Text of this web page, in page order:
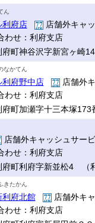
ん
利府店
店舗外キャ
わせ：利府支店
府町神谷沢字新宮ヶ崎
なかてん
利府野中店
店舗外
わせ：利府支店
府町加瀬字十三本塚
店舗外キャッシュサー
わせ：利府支店
町利府字新並松4 （
きたかん
利府北館
店舗外キ
わせ：利府支店